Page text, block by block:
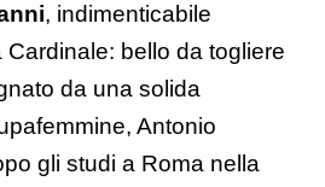
, indimenticabile
bello da togliere
da una solida
Antonio
gli studi a Roma nella